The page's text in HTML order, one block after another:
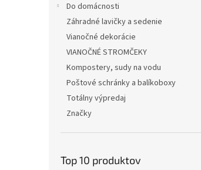
Do domácnosti
Záhradné lavičky a sedenie
Vianočné dekorácie
VIANOČNÉ STROMČEKY
Kompostery, sudy na vodu
Poštové schránky a balíkoboxy
Totálny výpredaj
Značky
Top 10 produktov